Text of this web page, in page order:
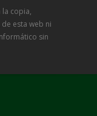
copia,
esta web ni
sin